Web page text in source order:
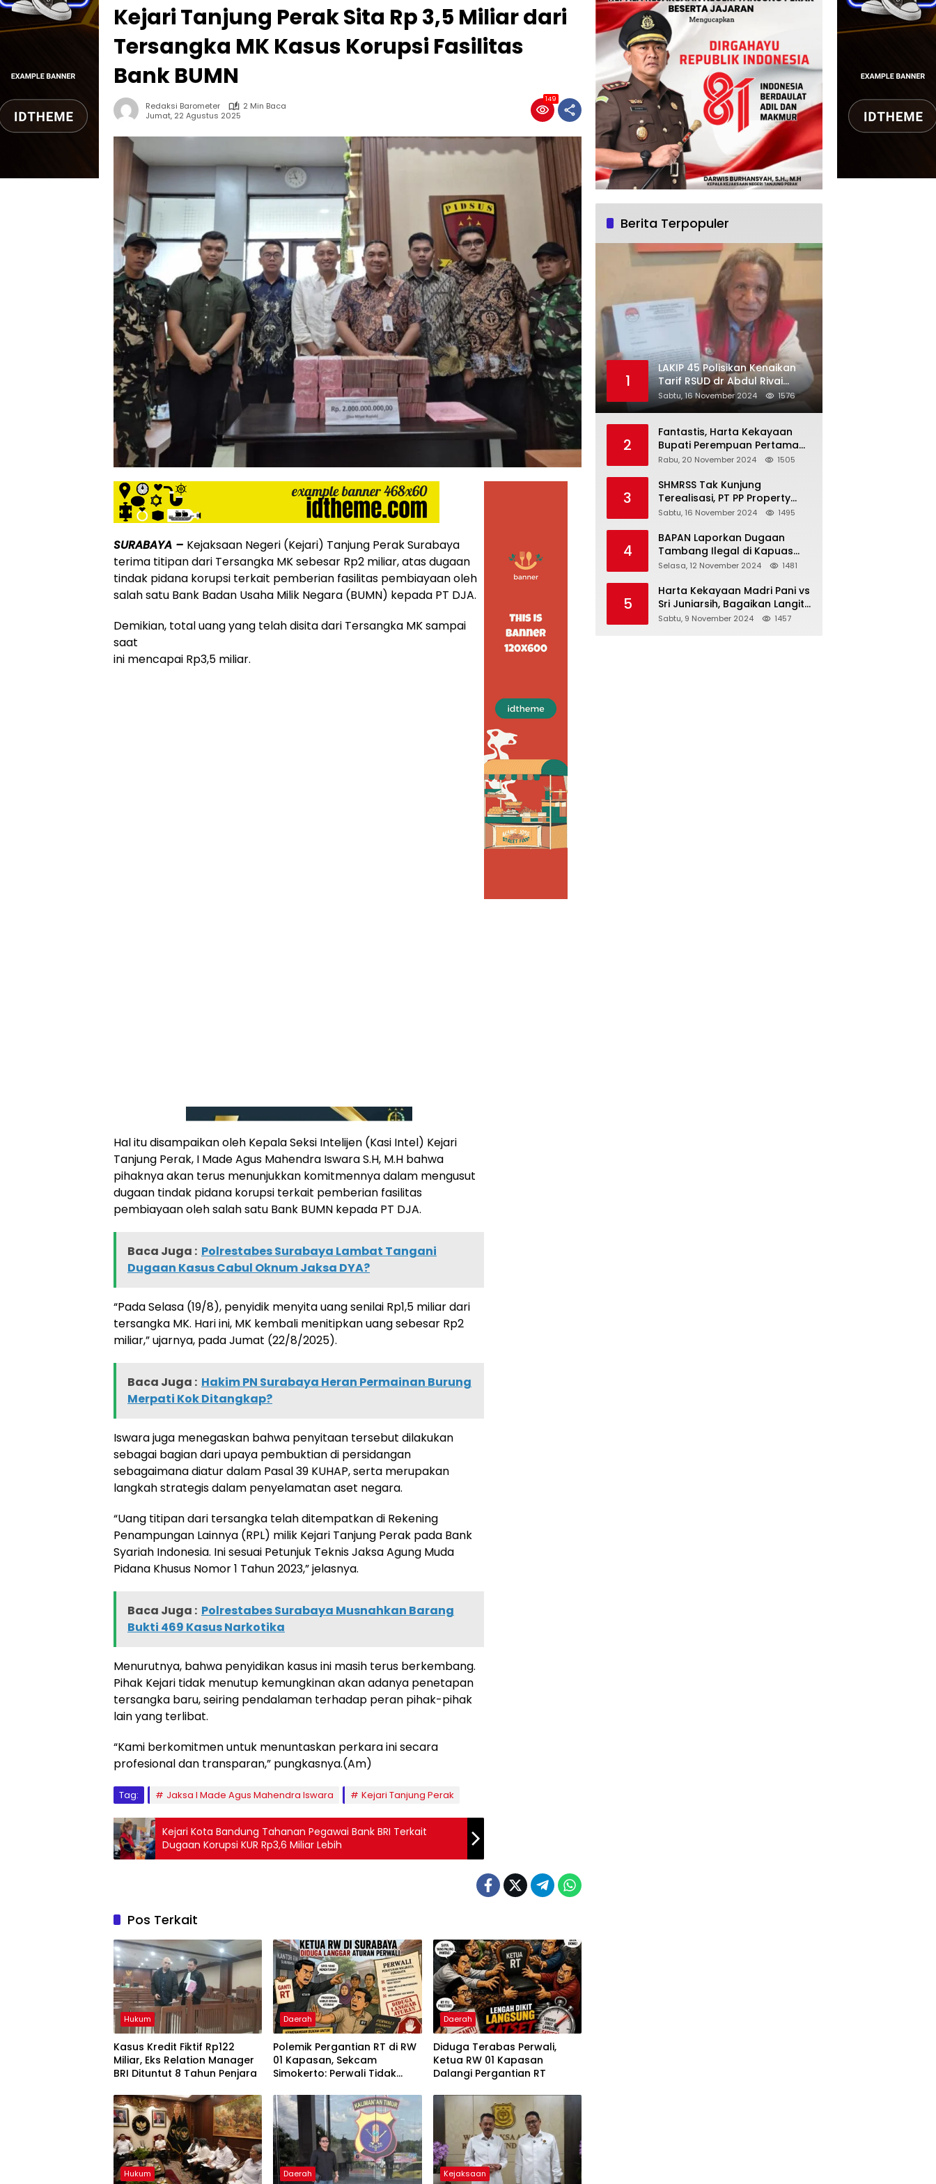
Kejari Tanjung Perak Sita Rp 3,5 Miliar dari
Tersangka MK Kasus Korupsi Fasilitas
Bank BUMN
Redaksi Barometer
2 Min Baca
Jumat, 22 Agustus 2025
149
SURABAYA – Kejaksaan Negeri (Kejari) Tanjung Perak Surabaya
terima titipan dari Tersangka MK sebesar Rp2 miliar, atas dugaan
tindak pidana korupsi terkait pemberian fasilitas pembiayaan oleh
salah satu Bank Badan Usaha Milik Negara (BUMN) kepada PT DJA.
Demikian, total uang yang telah disita dari Tersangka MK sampai
saat
ini mencapai Rp3,5 miliar.
Hal itu disampaikan oleh Kepala Seksi Intelijen (Kasi Intel) Kejari
Tanjung Perak, I Made Agus Mahendra Iswara S.H, M.H bahwa
pihaknya akan terus menunjukkan komitmennya dalam mengusut
dugaan tindak pidana korupsi terkait pemberian fasilitas
pembiayaan oleh salah satu Bank BUMN kepada PT DJA.
Baca Juga : Polrestabes Surabaya Lambat Tangani
Dugaan Kasus Cabul Oknum Jaksa DYA?
“Pada Selasa (19/8), penyidik menyita uang senilai Rp1,5 miliar dari
tersangka MK. Hari ini, MK kembali menitipkan uang sebesar Rp2
miliar,” ujarnya, pada Jumat (22/8/2025).
Baca Juga : Hakim PN Surabaya Heran Permainan Burung
Merpati Kok Ditangkap?
Iswara juga menegaskan bahwa penyitaan tersebut dilakukan
sebagai bagian dari upaya pembuktian di persidangan
sebagaimana diatur dalam Pasal 39 KUHAP, serta merupakan
langkah strategis dalam penyelamatan aset negara.
“Uang titipan dari tersangka telah ditempatkan di Rekening
Penampungan Lainnya (RPL) milik Kejari Tanjung Perak pada Bank
Syariah Indonesia. Ini sesuai Petunjuk Teknis Jaksa Agung Muda
Pidana Khusus Nomor 1 Tahun 2023,” jelasnya.
Baca Juga : Polrestabes Surabaya Musnahkan Barang
Bukti 469 Kasus Narkotika
Menurutnya, bahwa penyidikan kasus ini masih terus berkembang.
Pihak Kejari tidak menutup kemungkinan akan adanya penetapan
tersangka baru, seiring pendalaman terhadap peran pihak-pihak
lain yang terlibat.
“Kami berkomitmen untuk menuntaskan perkara ini secara
profesional dan transparan,” pungkasnya.(Am)
Tag: Jaksa I Made Agus Mahendra Iswara Kejari Tanjung Perak
Kejari Kota Bandung Tahanan Pegawai Bank BRI Terkait
Dugaan Korupsi KUR Rp3,6 Miliar Lebih
Pos Terkait
Hukum
Kasus Kredit Fiktif Rp122
Miliar, Eks Relation Manager
BRI Dituntut 8 Tahun Penjara
Daerah
Polemik Pergantian RT di RW
01 Kapasan, Sekcam
Simokerto: Perwali Tidak
Daerah
Diduga Terabas Perwali,
Ketua RW 01 Kapasan
Dalangi Pergantian RT
Hukum Daerah Kejaksaan
Berita Terpopuler
1
LAKIP 45 Polisikan Kenaikan
Tarif RSUD dr Abdul Rivai
300℅
Sabtu, 16 November 2024 1576
2
Fantastis, Harta Kekayaan
Bupati Perempuan Pertama
Berau Sri Juniarsih Mas Naik
Rabu, 20 November 2024 1505
3
SHMRSS Tak Kunjung
Terealisasi, PT PP Property
Tbk Surabaya Kembali
Sabtu, 16 November 2024 1495
4
BAPAN Laporkan Dugaan
Tambang Ilegal di Kapuas
Hulu, Karena Oknum APH
Selasa, 12 November 2024 1481
5
Harta Kekayaan Madri Pani vs
Sri Juniarsih, Bagaikan Langit
dan Bumi
Sabtu, 9 November 2024 1457